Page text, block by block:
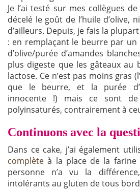
Je l’ai testé sur mes collègues
décelé le goût de l’huile d’olive,
d’ailleurs. Depuis, je fais la
: en remplaçant le beurre par un
d’olive/purée d’amandes
plus digeste que les gâteaux au
lactose. Ce n’est pas moins gras
que le beurre, et la purée
innocente !) mais ce sont
polyinsaturés, contrairement à
Continuons avec la
Dans ce cake, j’ai également
complèteà la place de la farine
personne n’a vu la
intolérants au gluten de tous